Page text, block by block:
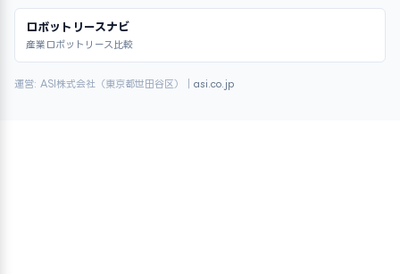
ロボットリースナビ
産業ロボットリース比較
運営: ASI株式会社（東京都世田谷区）｜ asi.co.jp